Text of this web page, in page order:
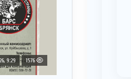
9:29 1576